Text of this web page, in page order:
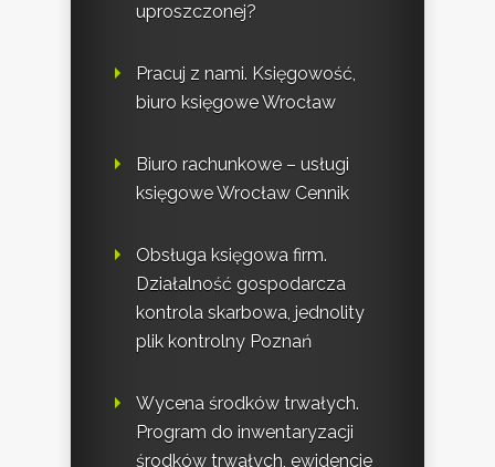
uproszczonej?
Pracuj z nami. Księgowość,
biuro księgowe Wrocław
Biuro rachunkowe – usługi
księgowe Wrocław Cennik
Obsługa księgowa firm.
Działalność gospodarcza
kontrola skarbowa, jednolity
plik kontrolny Poznań
Wycena środków trwałych.
Program do inwentaryzacji
środków trwałych, ewidencje